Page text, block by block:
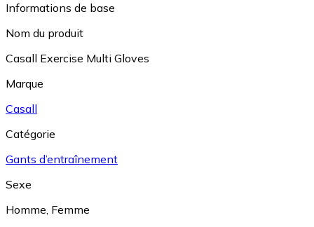
Informations de base
Nom du produit
Casall Exercise Multi Gloves
Marque
Casall
Catégorie
Gants d’entraînement
Sexe
Homme, Femme